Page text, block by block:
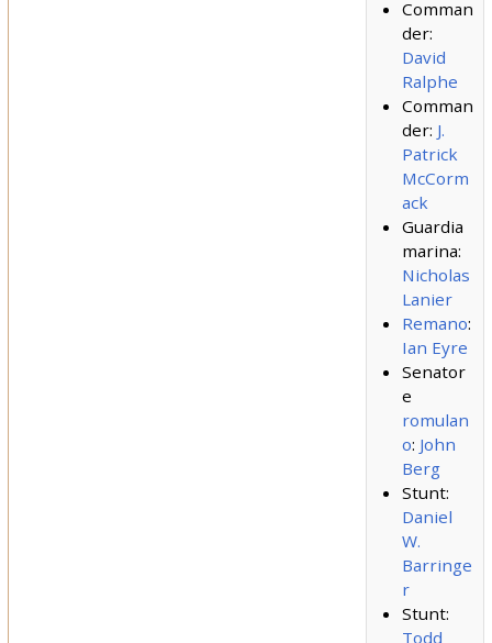
Comman
der:
David
Ralphe
Comman
der: J.
Patrick
McCorm
ack
Guardia
marina:
Nicholas
Lanier
Remano:
Ian Eyre
Senator
e
romulan
o: John
Berg
Stunt:
Daniel
W.
Barringe
r
Stunt:
Todd